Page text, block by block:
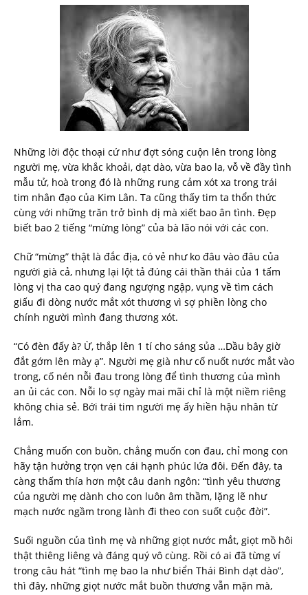
Những lời độc thoại cứ như đợt sóng cuộn lên trong lòng
người mẹ, vừa khắc khoải, dạt dào, vừa bao la, vỗ về đầy tình
mẫu tử, hoà trong đó là những rung cảm xót xa trong trái
tim nhân đạo của Kim Lân. Ta cũng thấy tim ta thổn thức
cùng với những trăn trở bình dị mà xiết bao ân tình. Đẹp
biết bao 2 tiếng “mừng lòng” của bà lão nói với các con.
Chữ “mừng” thật là đắc địa, có vẻ như ko đâu vào đâu của
người già cả, nhưng lại lột tả đúng cái thần thái của 1 tấm
lòng vị tha cao quý đang ngượng ngập, vụng về tìm cách
giấu đi dòng nước mắt xót thương vì sợ phiền lòng cho
chính người mình đang thương xót.
“Có đèn đấy à? Ừ, thắp lên 1 tí cho sáng sủa …Dầu bây giờ
đắt gớm lên mày ạ”. Người mẹ già như cố nuốt nước mắt vào
trong, cố nén nỗi đau trong lòng để tình thương của mình
an ủi các con. Nỗi lo sợ ngày mai mãi chỉ là một niềm riêng
không chia sẻ. Bới trái tim người mẹ ấy hiền hậu nhân từ
lắm.
Chẳng muốn con buồn, chẳng muốn con đau, chỉ mong con
hãy tận hưởng trọn vẹn cái hạnh phúc lứa đôi. Đến đây, ta
càng thấm thía hơn một câu danh ngôn: “tình yêu thương
của người mẹ dành cho con luôn âm thầm, lặng lẽ như
mạch nước ngầm trong lành đi theo con suốt cuộc đời”.
Suối nguồn của tình mẹ và những giọt nước mắt, giọt mồ hôi
thật thiêng liêng và đáng quý vô cùng. Rồi có ai đã từng ví
trong câu hát “tình mẹ bao la như biển Thái Bình dạt dào”,
thì đây, những giọt nước mắt buồn thương vẫn mặn mà,